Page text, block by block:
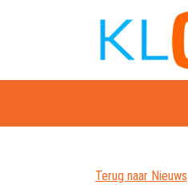
Terug naar Nieuws